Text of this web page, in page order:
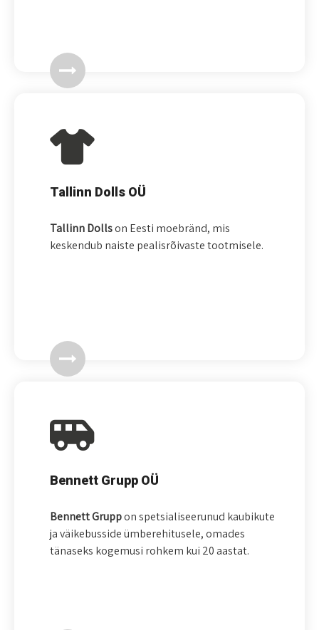
Tallinn Dolls OÜ
Tallinn Dollson Eesti moebränd, mis
keskendub naiste pealisrõivaste tootmisele.
Bennett Grupp OÜ
Bennett Gruppon spetsialiseerunud kaubikute
ja väikebusside ümberehitusele, omades
tänaseks kogemusi rohkem kui 20 aastat.